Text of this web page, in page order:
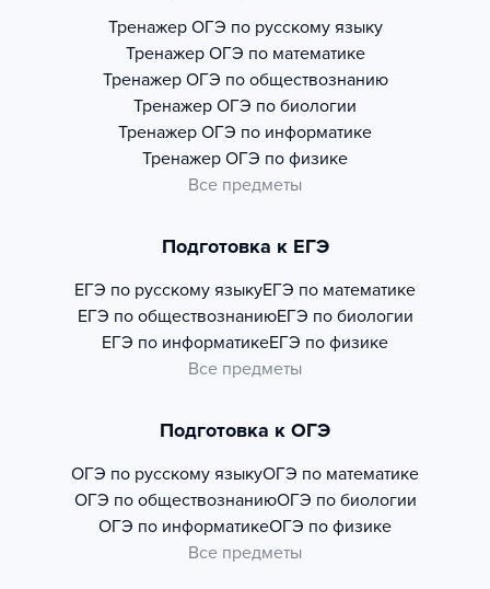
Тренажер ОГЭ по русскому языку
Тренажер ОГЭ по математике
Тренажер ОГЭ по обществознанию
Тренажер ОГЭ по биологии
Тренажер ОГЭ по информатике
Тренажер ОГЭ по физике
Все предметы
Подготовка к ЕГЭ
ЕГЭ по русскому языкуЕГЭ по математике
ЕГЭ по обществознаниюЕГЭ по биологии
ЕГЭ по информатикеЕГЭ по физике
Все предметы
Подготовка к ОГЭ
ОГЭ по русскому языкуОГЭ по математике
ОГЭ по обществознаниюОГЭ по биологии
ОГЭ по информатикеОГЭ по физике
Все предметы